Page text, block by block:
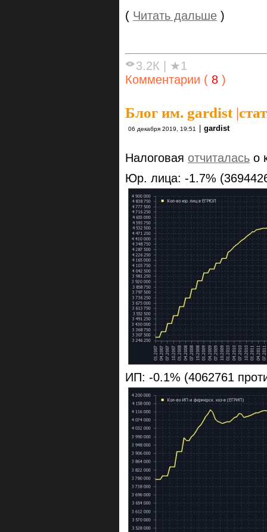
( Читать дальше )
3.2К | ★1
Комментарии ( 8 )
Блог им. gardist|
06 декабря 2019, 19:51 | gardist
Налоговая отчиталась о
Юр. лица: -1.7%
ИП: -0.1% (4062761